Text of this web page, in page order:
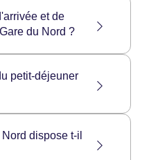
et de
du Nord ?
du Nord se
est possible
petit-déjeuner
les suivants :
dispose t-il